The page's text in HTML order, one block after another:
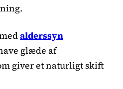
alderssyn
glæde af
giver et naturligt skift